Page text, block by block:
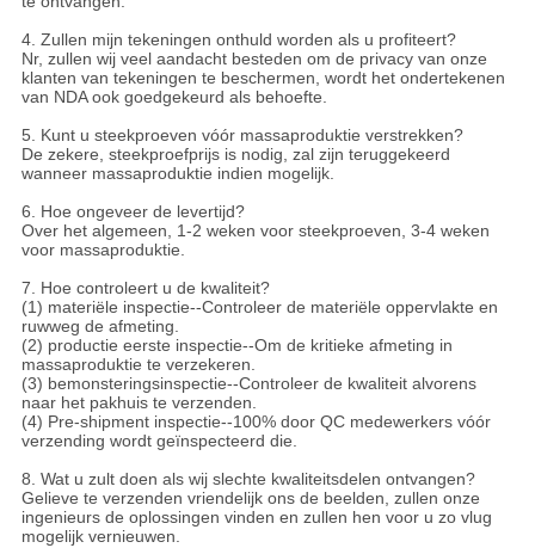
4. Zullen mijn tekeningen onthuld worden als u profiteert?
Nr, zullen wij veel aandacht besteden om de privacy van onze
klanten van tekeningen te beschermen, wordt het ondertekenen
van NDA ook goedgekeurd als behoefte.
5. Kunt u steekproeven vóór massaproduktie verstrekken?
De zekere, steekproefprijs is nodig, zal zijn teruggekeerd
wanneer massaproduktie indien mogelijk.
6. Hoe ongeveer de levertijd?
Over het algemeen, 1-2 weken voor steekproeven, 3-4 weken
voor massaproduktie.
7. Hoe controleert u de kwaliteit?
(1) materiële inspectie--Controleer de materiële oppervlakte en
ruwweg de afmeting.
(2) productie eerste inspectie--Om de kritieke afmeting in
massaproduktie te verzekeren.
(3) bemonsteringsinspectie--Controleer de kwaliteit alvorens
naar het pakhuis te verzenden.
(4) Pre-shipment inspectie--100% door QC medewerkers vóór
verzending wordt geïnspecteerd die.
8. Wat u zult doen als wij slechte kwaliteitsdelen ontvangen?
Gelieve te verzenden vriendelijk ons de beelden, zullen onze
ingenieurs de oplossingen vinden en zullen hen voor u zo vlug
mogelijk vernieuwen.